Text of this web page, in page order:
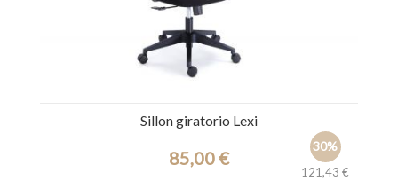
Sillon giratorio Lexi
30%
121,43 €
85,00 €